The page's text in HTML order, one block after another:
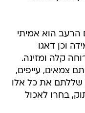
הרעב הוא אמיתי
וכן דאגו
קלה ומזינה.
צמאים, עייפים,
שללתם את כל אלו
בחרו לאכול